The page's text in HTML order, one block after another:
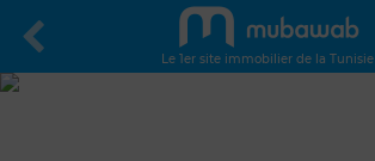
Le 1er site immobilier de la Tunisie